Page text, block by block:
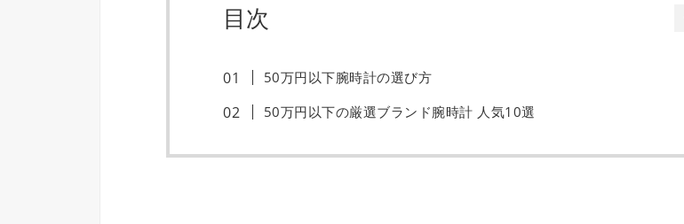
目次
50万円以下腕時計の選び方
50万円以下の厳選ブランド腕時計 人気10選